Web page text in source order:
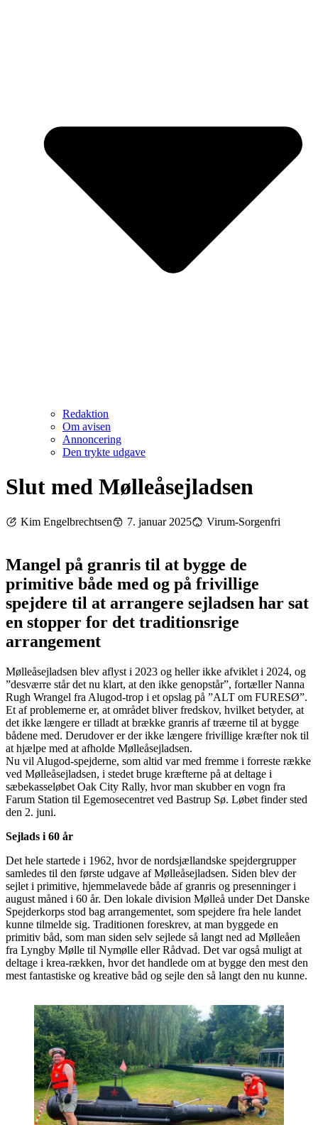
Redaktion
Om avisen
Annoncering
Den trykte udgave
Slut med Mølleåsejladsen
Kim Engelbrechtsen 7. januar 2025 Virum-Sorgenfri
Mangel på granris til at bygge de
primitive både med og på frivillige
spejdere til at arrangere sejladsen har sat
en stopper for det traditionsrige
arrangement
Mølleåsejladsen blev aflyst i 2023 og heller ikke afviklet i 2024, og
”desværre står det nu klart, at den ikke genopstår”, fortæller Nanna
Rugh Wrangel fra Alugod-trop i et opslag på ”ALT om FURESØ”.
Et af problemerne er, at området bliver fredskov, hvilket betyder, at
det ikke længere er tilladt at brække granris af træerne til at bygge
bådene med. Derudover er der ikke længere frivillige kræfter nok til
at hjælpe med at afholde Mølleåsejladsen.
Nu vil Alugod-spejderne, som altid var med fremme i forreste række
ved Mølleåsejladsen, i stedet bruge kræfterne på at deltage i
sæbekasseløbet Oak City Rally, hvor man skubber en vogn fra
Farum Station til Egemosecentret ved Bastrup Sø. Løbet finder sted
den 2. juni.
Sejlads i 60 år
Det hele startede i 1962, hvor de nordsjællandske spejdergrupper
samledes til den første udgave af Mølleåsejladsen. Siden blev der
sejlet i primitive, hjemmelavede både af granris og presenninger i
august måned i 60 år. Den lokale division Mølleå under Det Danske
Spejderkorps stod bag arrangementet, som spejdere fra hele landet
kunne tilmelde sig. Traditionen foreskrev, at man byggede en
primitiv båd, som man siden selv sejlede så langt ned ad Mølleåen
fra Lyngby Mølle til Nymølle eller Rådvad. Det var også muligt at
deltage i krea-rækken, hvor det handlede om at bygge den mest den
mest fantastiske og kreative båd og sejle den så langt den nu kunne.